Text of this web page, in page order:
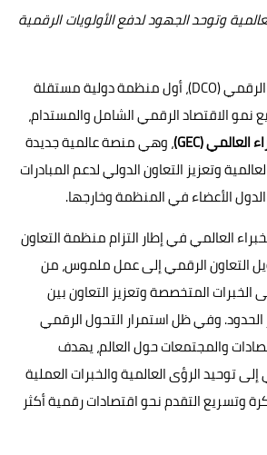
وتوحد الجهود لدفع الأولويات الرقمية
(
DCO)، أول منظمة دولية مستقلة
نمو الاقتصاد الرقمي الشامل والمستدام،
العالمي (GEC
)، وهي منصة عالمية جديدة
وتعزيز التعاون الدولي لدعم المبادرات
الدول الأعضاء في المنظمة وخارجها.
العالمي في إطار التزام منظمة التعاون
التعاون الرقمي إلى عمل ملموس، من
المتخصصة وتعزيز التعاون بين
وفي ظل استمرار التحول الرقمي
والمجتمعات حول العالم، يهدف
توحيد الرؤى العالمية والخبرات العملية
وتسريع التقدم نحو اقتصادات رقمية أكثر